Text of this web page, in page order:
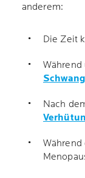
anderem:
Die Zeit
Nach
Während